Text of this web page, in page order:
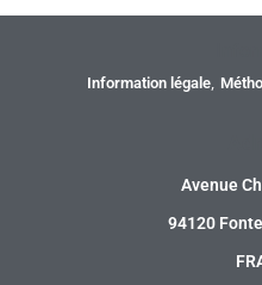
Information légale
Avenue
94120